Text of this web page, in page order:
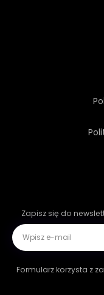
Zapisz się do
Formularz korzysta z